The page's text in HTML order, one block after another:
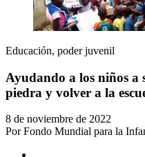
Educación, poder juvenil
Ayudando a los niños a
piedra y volver a la
8 de noviembre de 2022
Por Fondo Mundial para la